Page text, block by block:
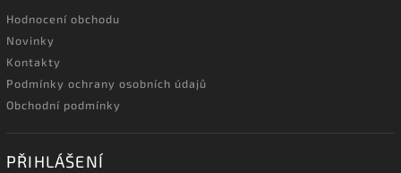
Hodnocení obchodu
Novinky
Kontakty
Podmínky ochrany osobních údajů
Obchodní podmínky
PŘIHLÁŠENÍ